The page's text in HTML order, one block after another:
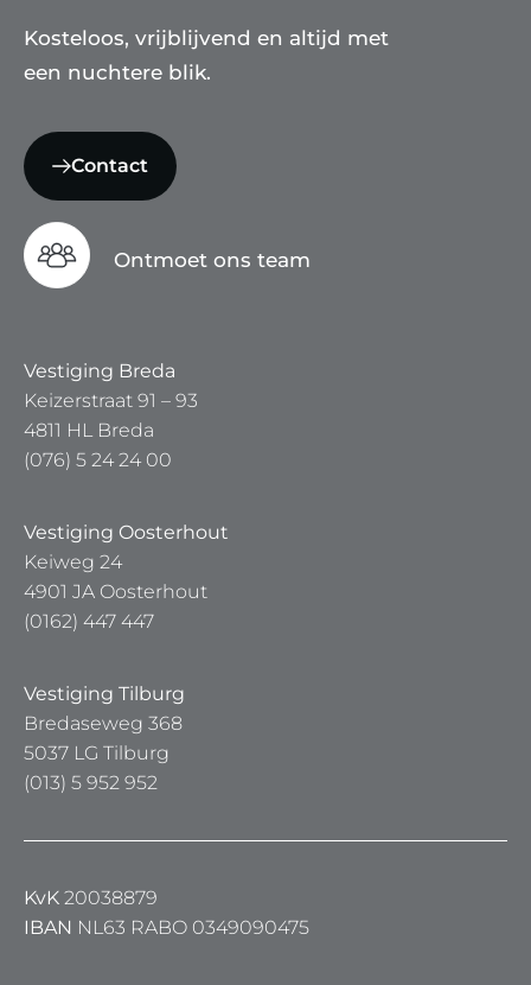
Kosteloos, vrijblijvend en altijd met
een nuchtere blik.
Contact
Ontmoet ons team
Vestiging Breda
Keizerstraat 91 – 93
4811 HL Breda
(076) 5 24 24 00
Vestiging Oosterhout
Keiweg 24
4901 JA Oosterhout
(0162) 447 447
Vestiging Tilburg
Bredaseweg 368
5037 LG Tilburg
(013) 5 952 952
KvK 20038879
IBAN NL63 RABO 0349090475